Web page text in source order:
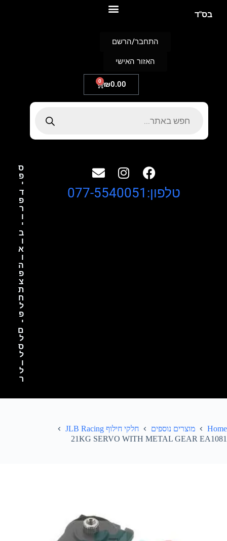
בס"ד
₪0.00
0
התחבר/הרשם
האזור האישי
ס
פ
י
ד
פ
ר
ו
י
ב
ו
א
ו
ה
פ
צ
ת
ח
ל
פ
י
ם
ל
ס
ל
ו
ל
ר
טלפון:077-5540051
Home מוצרים נוספים
חלקי חילוף JLB Racing
21KG SERVO WITH METAL GEAR EA1081